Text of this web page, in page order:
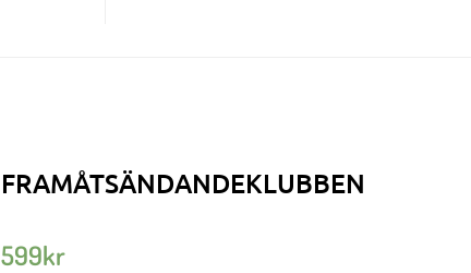
FRAMÅTSÄNDANDEKLUBBEN
599kr